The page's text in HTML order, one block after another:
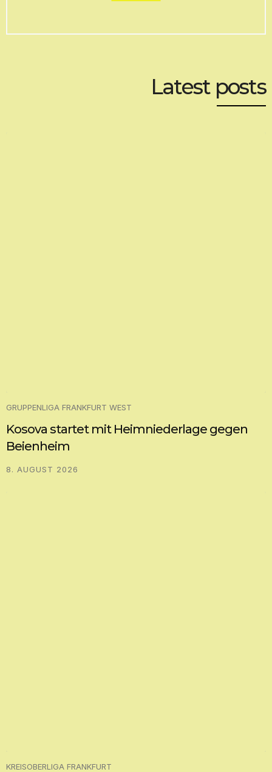
Latest posts
GRUPPENLIGA FRANKFURT WEST
Kosova startet mit Heimniederlage gegen
Beienheim
8. AUGUST 2026
KREISOBERLIGA FRANKFURT